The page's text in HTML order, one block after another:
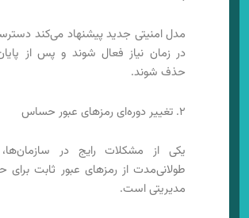
مدل امنیتی جدید پیشنهاد می‌کند
در زمان نیاز فعال شوند و پس از
حذف شوند.
۲. تغییر دوره‌ای رمزهای عبور حساس
یکی از مشکلات رایج در سازمان‌ها،
طولانی‌مدت از رمزهای عبور ثابت
مدیریتی است.